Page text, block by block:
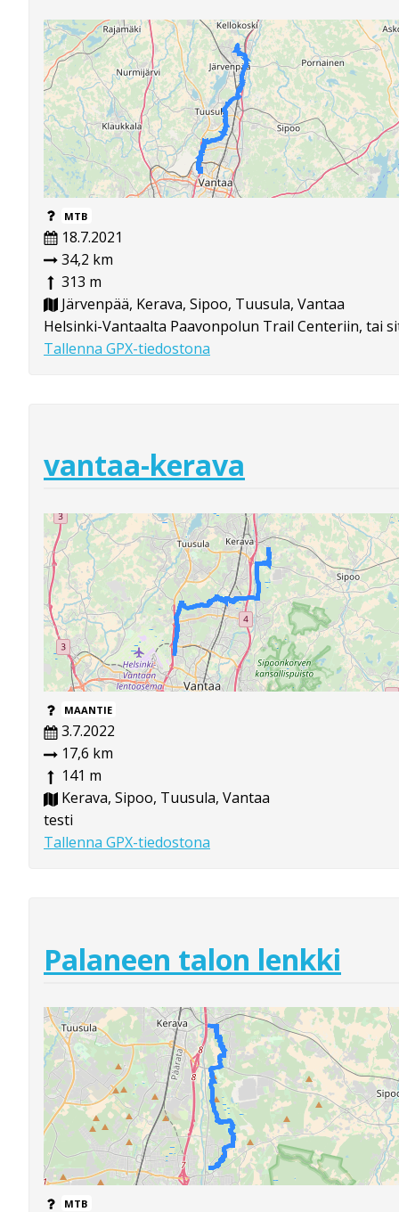
MTB
18.7.2021
34,2 km
313 m
Järvenpää, Kerava, Sipoo, Tuusula, Vantaa
Helsinki-Vantaalta Paavonpolun Trail Centeriin, tai
Tallenna GPX-tiedostona
vantaa-kerava
MAANTIE
3.7.2022
17,6 km
141 m
Kerava, Sipoo, Tuusula, Vantaa
testi
Tallenna GPX-tiedostona
Palaneen talon lenkki
MTB